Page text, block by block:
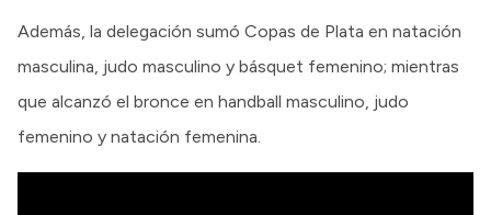
Además, la delegación sumó Copas de Plata en natación
masculina, judo masculino y básquet femenino; mientras
que alcanzó el bronce en handball masculino, judo
femenino y natación femenina.